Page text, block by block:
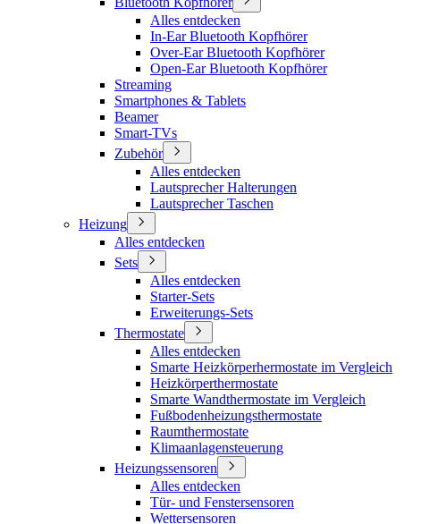
Alles entdecken
In-Ear Bluetooth Kopfhörer
Over-Ear Bluetooth Kopfhörer
Open-Ear Bluetooth Kopfhörer
Streaming
Smartphones & Tablets
Beamer
Smart-TVs
Zubehör
Alles entdecken
Lautsprecher Halterungen
Lautsprecher Taschen
Heizung
Alles entdecken
Sets
Alles entdecken
Starter-Sets
Erweiterungs-Sets
Thermostate
Alles entdecken
Smarte Heizkörperhermostate im Vergleich
Heizkörperthermostate
Smarte Wandthermostate im Vergleich
Fußbodenheizungsthermostate
Raumthermostate
Klimaanlagensteuerung
Heizungssensoren
Alles entdecken
Tür- und Fenstersensoren
Wettersensoren